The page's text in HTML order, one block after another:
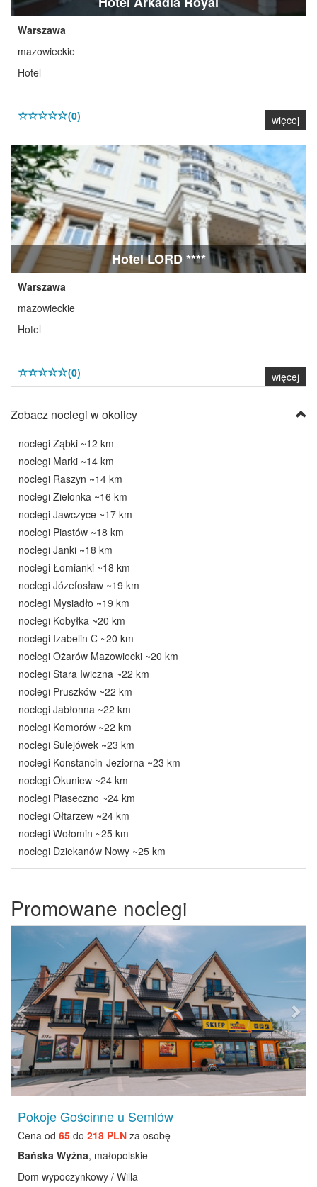
Warszawa
mazowieckie
Hotel
(0) więcej
Hotel LORD ****
Warszawa
mazowieckie
Hotel
(0) więcej
Zobacz noclegi w okolicy
noclegi Ząbki ~12 km
noclegi Marki ~14 km
noclegi Raszyn ~14 km
noclegi Zielonka ~16 km
noclegi Jawczyce ~17 km
noclegi Piastów ~18 km
noclegi Janki ~18 km
noclegi Łomianki ~18 km
noclegi Józefosław ~19 km
noclegi Mysiadło ~19 km
noclegi Kobyłka ~20 km
noclegi Izabelin C ~20 km
noclegi Ożarów Mazowiecki ~20 km
noclegi Stara Iwiczna ~22 km
noclegi Pruszków ~22 km
noclegi Jabłonna ~22 km
noclegi Komorów ~22 km
noclegi Sulejówek ~23 km
noclegi Konstancin-Jeziorna ~23 km
noclegi Okuniew ~24 km
noclegi Piaseczno ~24 km
noclegi Ołtarzew ~24 km
noclegi Wołomin ~25 km
noclegi Dziekanów Nowy ~25 km
Promowane noclegi
Previous Next
Pokoje Gościnne u Semlów
Cena od 65 do 218 PLN za osobę
Bańska Wyżna, małopolskie
Dom wypoczynkowy / Willa